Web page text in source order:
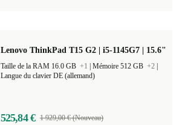
Lenovo ThinkPad T15 G2 | i5-1145G7 | 15.6"
Taille de la RAM 16.0 GB +1 Mémoire 512 GB +2
Langue du clavier DE (allemand)
525,84 € 1 929,00 € (Nouveau)